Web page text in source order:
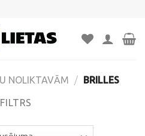
NOLIKTAVĀM / BRILLES
FILTRS